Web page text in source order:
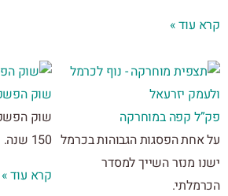
עוד »
קפה במוחרקה
הפסגות הגבוהות בכרמל
מנזר השייך למסדר
שוק
שוק
150 שנה. ואם תשאלו אותי,
קרא עוד »